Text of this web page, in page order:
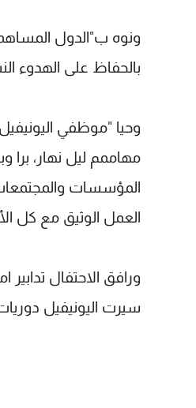
ونوه ب"الدول
بالحفاظ على الهدوء
وحيا "موظفي
المؤسسات والمجتمعات
العمل الوثيق مع كل
ورافق الاحتفال
سيرت اليونيفيل